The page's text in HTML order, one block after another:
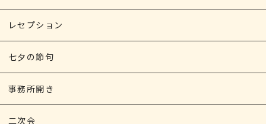
レセプション
七夕の節句
事務所開き
二次会